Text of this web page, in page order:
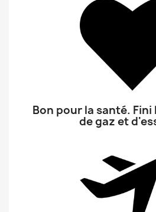
Bon pour la santé.
de gaz et